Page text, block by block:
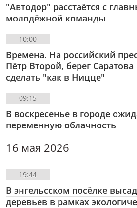
"Автодор" расстаётся с
молодëжной команды
10:00
Времена. На российский
Пëтр Второй, берег
сделать "как в Ницце"
09:15
В воскресенье в городе
переменную облачность
16 мая 2026
19:44
В энгельсском посёлке
деревьев в рамках